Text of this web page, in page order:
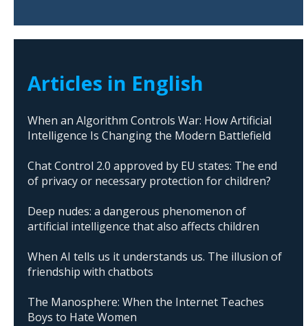
Articles in English
When an Algorithm Controls War: How Artificial
Intelligence Is Changing the Modern Battlefield
Chat Control 2.0 approved by EU states: The end
of privacy or necessary protection for children?
Deep nudes: a dangerous phenomenon of
artificial intelligence that also affects children
When AI tells us it understands us. The illusion of
friendship with chatbots
The Manosphere: When the Internet Teaches
Boys to Hate Women